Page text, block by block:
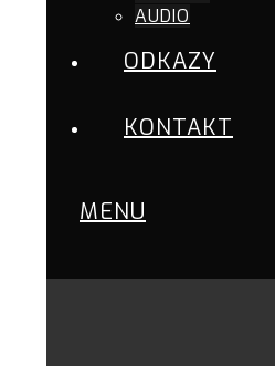
AUDIO
ODKAZY
KONTAKT
MENU